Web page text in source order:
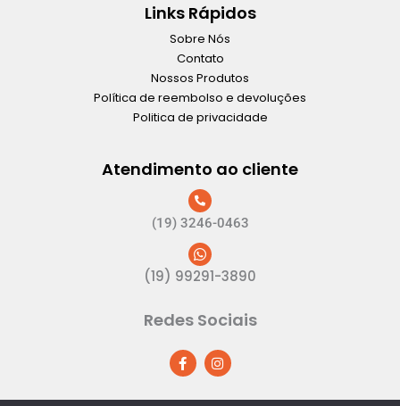
Links Rápidos
Sobre Nós
Contato
Nossos Produtos
Política de reembolso e devoluções
Politica de privacidade
Atendimento ao cliente
(19) 3246-0463
(19) 99291-3890
Redes Sociais
F
a
c
e
I
n
s
t